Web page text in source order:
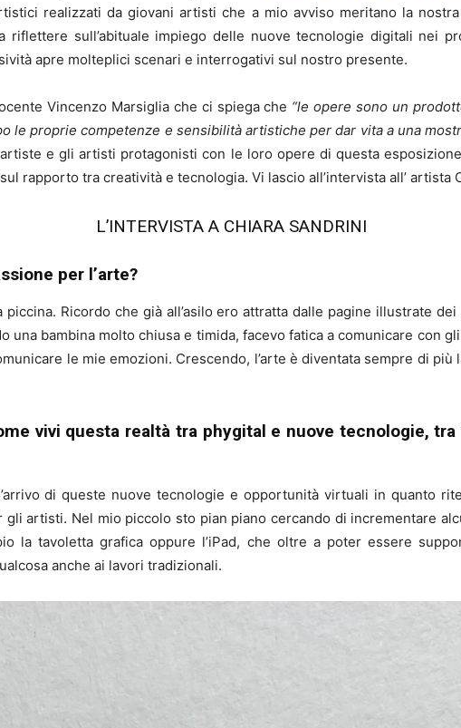
realizzati da giovani artisti che a mio avviso meritano la
riflettere sull’abituale impiego delle nuove tecnologie digitali nei
apre molteplici scenari e interrogativi sul nostro presente.
Vincenzo Marsiglia che ci spiega che “le opere sono un
le proprie competenze e sensibilità artistiche per dar vita a una
e gli artisti protagonisti con le loro opere di questa
rapporto tra creatività e tecnologia. Vi lascio all’intervista all’ artista
L’INTERVISTA A CHIARA SANDRINI
per l’arte?
piccina. Ricordo che già all’asilo ero attratta dalle pagine illustrate
una bambina molto chiusa e timida, facevo fatica a comunicare con
le mie emozioni. Crescendo, l’arte è diventata sempre di
vivi questa realtà tra phygital e nuove tecnologie,
di queste nuove tecnologie e opportunità virtuali in quanto
artisti. Nel mio piccolo sto pian piano cercando di incrementare
la tavoletta grafica oppure l’iPad, che oltre a poter essere
anche ai lavori tradizionali.